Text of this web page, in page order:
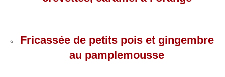
Fricassée de petits pois et gingembre
au pamplemousse